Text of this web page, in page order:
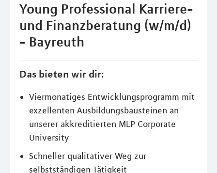
Young Professional Karriere-
und Finanzberatung (w/m/d)
- Bayreuth
Das bieten wir dir:
Viermonatiges Entwicklungsprogramm mit
exzellenten Ausbildungsbausteinen an
unserer akkreditierten MLP Corporate
University
Schneller qualitativer Weg zur
selbstständigen Tätigkeit